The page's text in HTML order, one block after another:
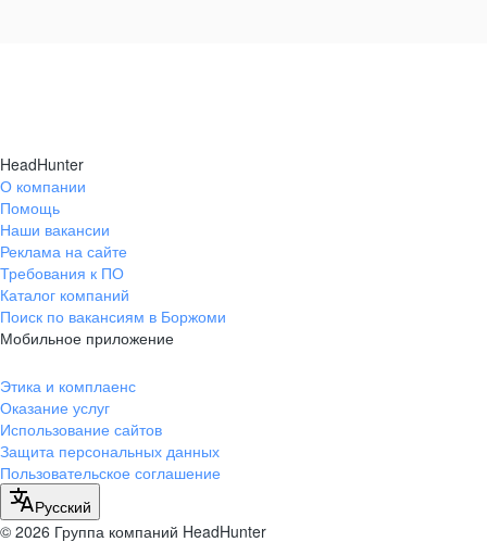
HeadHunter
О компании
Помощь
Наши вакансии
Реклама на сайте
Требования к ПО
Каталог компаний
Поиск по вакансиям в Боржоми
Мобильное приложение
Этика и комплаенс
Оказание услуг
Использование сайтов
Защита персональных данных
Пользовательское соглашение
Русский
© 2026 Группа компаний HeadHunter